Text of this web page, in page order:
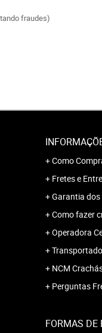
fraudes)
Como
Fretes e
Garantia
Como fazer
Operadora
NCM
Perguntas
FORMAS DE